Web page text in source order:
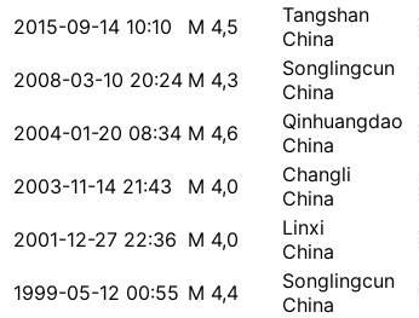
2015-09-14 10:10 M 4,5
Tangshan
China
2008-03-10 20:24 M 4,3
Songlingcun
China
2004-01-20 08:34 M 4,6
Qinhuangdao
China
2003-11-14 21:43 M 4,0
Changli
China
2001-12-27 22:36 M 4,0
Linxi
China
1999-05-12 00:55 M 4,4
Songlingcun
China